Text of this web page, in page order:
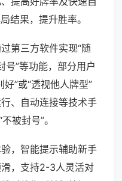
结果，提升胜率。
第三方软件实现“随
号”等功能，部分用户
”或“透视他人牌型”
、自动连接等技术手
被封号”。
，智能提示辅助新手
，支持2-3人灵活对